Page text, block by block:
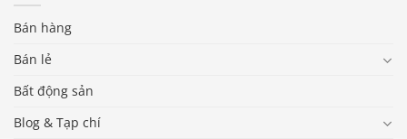
Bán hàng
Bán lẻ
Bất động sản
Blog & Tạp chí